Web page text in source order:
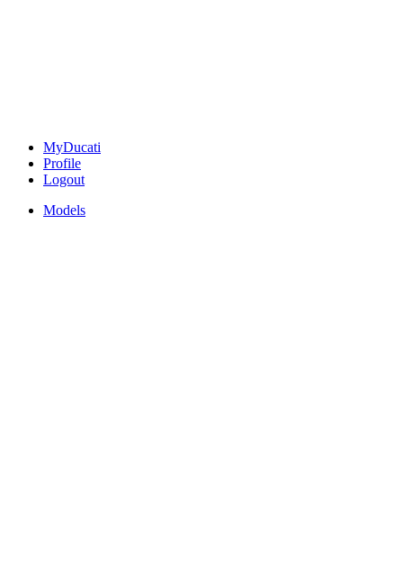
MyDucati
Profile
Logout
Models